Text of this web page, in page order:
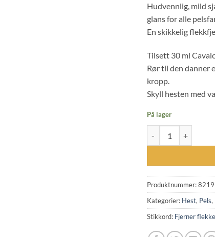
Hudvennlig, mild
glans for alle
En skikkelig
Tilsett 30 ml
Rør til den danner
kropp.
Skyll hesten med
På lager
Produktnummer:
Kategorier: Hest, Pels,
Stikkord: Fjerner